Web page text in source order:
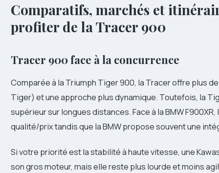
Comparatifs, marchés et
profiter de la Tracer 900
Tracer 900 face à la concurrence
Comparée à la Triumph Tiger 900, la Tracer offre plus
Tiger) et une approche plus dynamique. Toutefois, la
supérieur sur longues distances. Face à la BMW
qualité/prix tandis que la BMW propose souvent une
Si votre priorité est la stabilité à haute vitesse, une
son gros moteur, mais elle reste plus lourde et moins